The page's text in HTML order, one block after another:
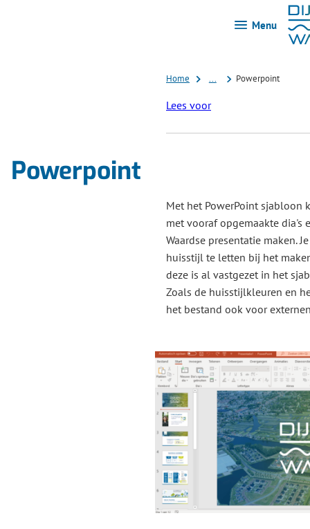
Menu
Home Powerpoint
Lees voor
Powerpoint
Met het PowerPoint sjabloon
met vooraf opgemaakte dia's
Waardse presentatie maken.
huisstijl te letten bij het
deze is al vastgezet in het
Zoals de huisstijlkleuren en
het bestand ook voor